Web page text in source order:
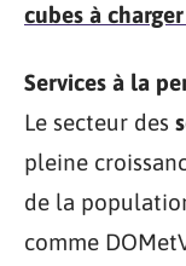
cubes à
Services à la
Le secteur des
pleine
de la
comme